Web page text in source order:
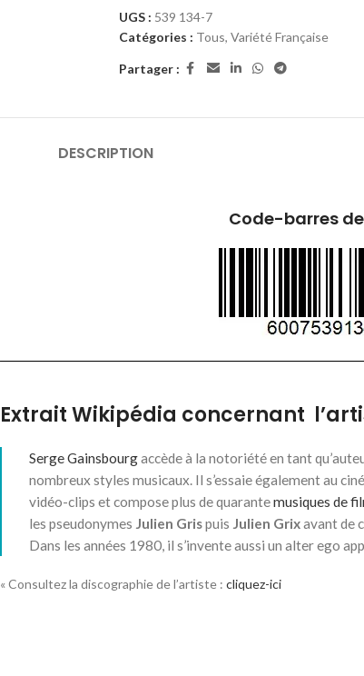
UGS : 539 134-7
Catégories : Tous, Variété Française
Partager :
DESCRIPTION
Code-barres
Extrait Wikipédia concernant
Serge Gainsbourgaccède à la notoriété en tant
nombreux styles musicaux. Il s’essaie également au
vidéo-clips et compose plus de quarantemusiques de
les pseudonymes Julien Grispuis Julien Grixavant de
Dans les années 1980, il s’invente aussi un alter ego
« Consultez la discographie de l’artiste :cliquez-ici